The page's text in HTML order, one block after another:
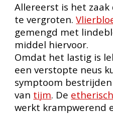
Allereerst is het
te vergroten.
gemengd met
middel hiervoor.
Omdat het lastig is
een verstopte neus
symptoom
van tijm. De
werkt krampwerend